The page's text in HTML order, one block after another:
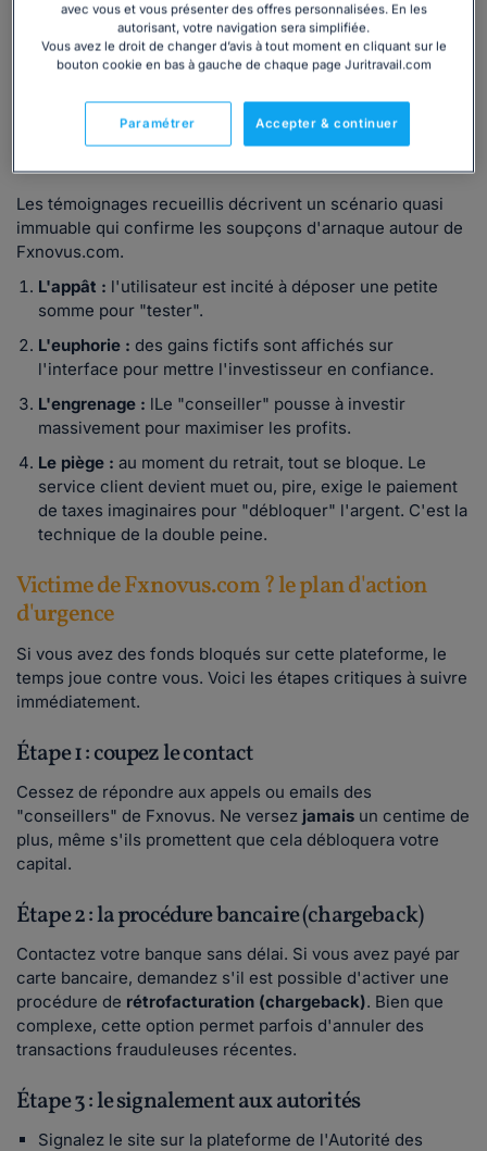
candidats se voient réclamer des "frais administratifs"
initiaux pour un poste qui n'existe pas. Cette
diversification des fraudes est un signal d'alarme
Le mode opératoire : du dépôt au blocage des
fonds
Les témoignages recueillis décrivent un scénario quasi
immuable qui confirme les soupçons d'arnaque autour de
Fxnovus.com.
L'appât : l'utilisateur est incité à déposer une petite
somme pour "tester".
L'euphorie : des gains fictifs sont affichés sur
l'interface pour mettre l'investisseur en confiance.
L'engrenage : lLe "conseiller" pousse à investir
massivement pour maximiser les profits.
Le piège : au moment du retrait, tout se bloque. Le
service client devient muet ou, pire, exige le paiement
de taxes imaginaires pour "débloquer" l'argent. C'est la
technique de la double peine.
Victime de Fxnovus.com ? le plan d'action
d'urgence
Si vous avez des fonds bloqués sur cette plateforme, le
temps joue contre vous. Voici les étapes critiques à suivre
immédiatement.
Étape 1 : coupez le contact
Cessez de répondre aux appels ou emails des
"conseillers" de Fxnovus. Ne versez jamais un centime de
plus, même s'ils promettent que cela débloquera votre
capital.
Étape 2 : la procédure bancaire (chargeback)
Contactez votre banque sans délai. Si vous avez payé par
carte bancaire, demandez s'il est possible d'activer une
procédure de rétrofacturation (chargeback). Bien que
complexe, cette option permet parfois d'annuler des
transactions frauduleuses récentes.
Étape 3 : le signalement aux autorités
Signalez le site sur la plateforme de l'Autorité des
avec vous et vous présenter des offres personnalisées. En les
autorisant, votre navigation sera simplifiée.
Vous avez le droit de changer d’avis à tout moment en cliquant sur le
bouton cookie en bas à gauche de chaque page Juritravail.com
Accepter & continuer
Paramétrer